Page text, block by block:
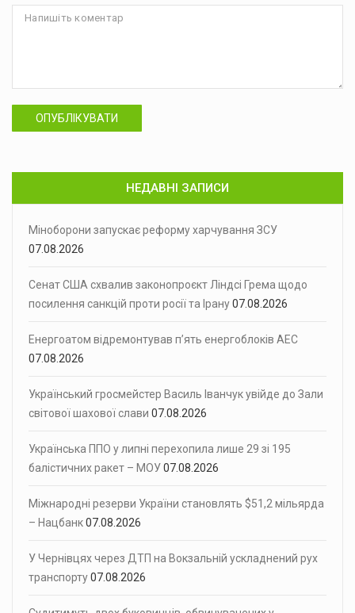
ОПУБЛІКУВАТИ
НЕДАВНІ ЗАПИСИ
Міноборони запускає реформу харчування ЗСУ
07.08.2026
Сенат США схвалив законопроєкт Ліндсі Грема щодо
посилення санкцій проти росії та Ірану07.08.2026
Енергоатом відремонтував п’ять енергоблоків АЕС
07.08.2026
Український гросмейстер Василь Іванчук увійде до Зали
світової шахової слави 07.08.2026
Українська ППО у липні перехопила лише 29 зі 195
балістичних ракет – МОУ07.08.2026
Міжнародні резерви України становлять $51,2 мільярда
– Нацбанк07.08.2026
У Чернівцях через ДТП на Вокзальній ускладнений рух
транспорту07.08.2026